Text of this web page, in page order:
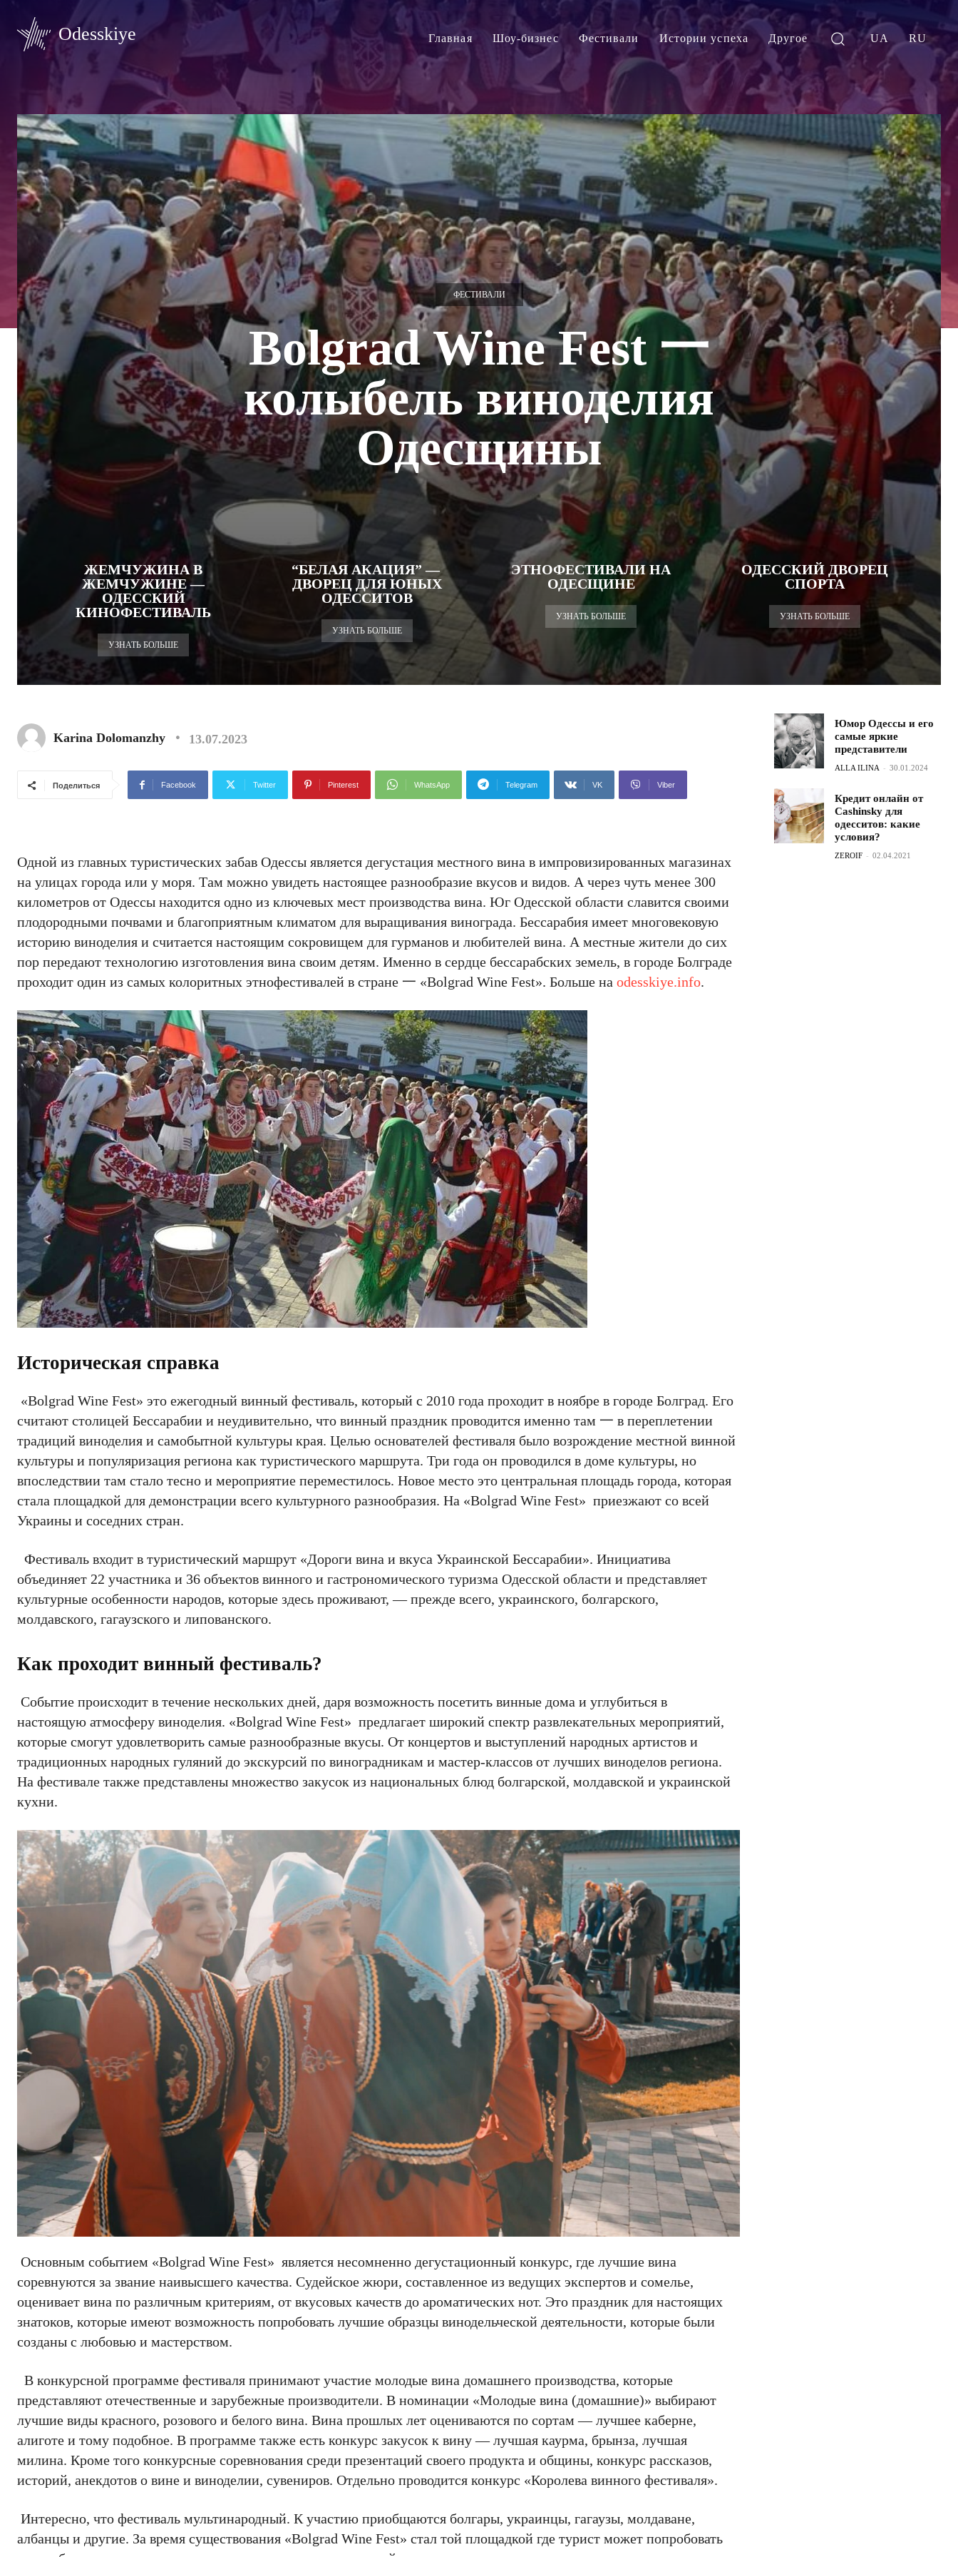
Odesskiye Главная Шоу-бизнес Фестивали Истории успеха Другое UA RU
ФЕСТИВАЛИ
Bolgrad Wine Fest 一
колыбель виноделия
Одесщины
ЖЕМЧУЖИНА В
ЖЕМЧУЖИНЕ —
ОДЕССКИЙ
КИНОФЕСТИВАЛЬ
УЗНАТЬ БОЛЬШЕ
“БЕЛАЯ АКАЦИЯ” —
ДВОРЕЦ ДЛЯ ЮНЫХ
ОДЕССИТОВ
УЗНАТЬ БОЛЬШЕ
ЭТНОФЕСТИВАЛИ НА
ОДЕСЩИНЕ
УЗНАТЬ БОЛЬШЕ
ОДЕССКИЙ ДВОРЕЦ
СПОРТА
УЗНАТЬ БОЛЬШЕ
Karina Dolomanzhy 13.07.2023
Поделиться Facebook Twitter Pinterest WhatsApp Telegram VK Viber
Одной из главных туристических забав Одессы является дегустация местного вина в импровизированных магазинах
на улицах города или у моря. Там можно увидеть настоящее разнообразие вкусов и видов. А через чуть менее 300
километров от Одессы находится одно из ключевых мест производства вина. Юг Одесской области славится своими
плодородными почвами и благоприятным климатом для выращивания винограда. Бессарабия имеет многовековую
историю виноделия и считается настоящим сокровищем для гурманов и любителей вина. А местные жители до сих
пор передают технологию изготовления вина своим детям. Именно в сердце бессарабских земель, в городе Болграде
проходит один из самых колоритных этнофестивалей в стране 一 «Bolgrad Wine Fest». Больше на odesskiye.info.
Историческая справка
«Bolgrad Wine Fest» это ежегодный винный фестиваль, который с 2010 года проходит в ноябре в городе Болград. Его
считают столицей Бессарабии и неудивительно, что винный праздник проводится именно там 一 в переплетении
традиций виноделия и самобытной культуры края. Целью основателей фестиваля было возрождение местной винной
культуры и популяризация региона как туристического маршрута. Три года он проводился в доме культуры, но
впоследствии там стало тесно и мероприятие переместилось. Новое место это центральная площадь города, которая
стала площадкой для демонстрации всего культурного разнообразия. На «Bolgrad Wine Fest» приезжают со всей
Украины и соседних стран.
Фестиваль входит в туристический маршрут «Дороги вина и вкуса Украинской Бессарабии». Инициатива
объединяет 22 участника и 36 объектов винного и гастрономического туризма Одесской области и представляет
культурные особенности народов, которые здесь проживают, — прежде всего, украинского, болгарского,
молдавского, гагаузского и липованского.
Как проходит винный фестиваль?
Событие происходит в течение нескольких дней, даря возможность посетить винные дома и углубиться в
настоящую атмосферу виноделия. «Bolgrad Wine Fest» предлагает широкий спектр развлекательных мероприятий,
которые смогут удовлетворить самые разнообразные вкусы. От концертов и выступлений народных артистов и
традиционных народных гуляний до экскурсий по виноградникам и мастер-классов от лучших виноделов региона.
На фестивале также представлены множество закусок из национальных блюд болгарской, молдавской и украинской
кухни.
Основным событием «Bolgrad Wine Fest» является несомненно дегустационный конкурс, где лучшие вина
соревнуются за звание наивысшего качества. Судейское жюри, составленное из ведущих экспертов и сомелье,
оценивает вина по различным критериям, от вкусовых качеств до ароматических нот. Это праздник для настоящих
знатоков, которые имеют возможность попробовать лучшие образцы винодельческой деятельности, которые были
созданы с любовью и мастерством.
В конкурсной программе фестиваля принимают участие молодые вина домашнего производства, которые
представляют отечественные и зарубежные производители. В номинации «Молодые вина (домашние)» выбирают
лучшие виды красного, розового и белого вина. Вина прошлых лет оцениваются по сортам — лучшее каберне,
алиготе и тому подобное. В программе также есть конкурс закусок к вину — лучшая каурма, брынза, лучшая
милина. Кроме того конкурсные соревнования среди презентаций своего продукта и общины, конкурс рассказов,
историй, анекдотов о вине и виноделии, сувениров. Отдельно проводится конкурс «Королева винного фестиваля».
Интересно, что фестиваль мультинародный. К участию приобщаются болгары, украинцы, гагаузы, молдаване,
албанцы и другие. За время существования «Bolgrad Wine Fest» стал той площадкой где турист может попробовать
Юмор Одессы и его
самые яркие
представители
ALLA ILINA - 30.01.2024
Кредит онлайн от
Cashinsky для
одесситов: какие
условия?
ZEROIF - 02.04.2021